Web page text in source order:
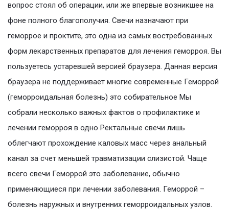
вопрос стоял об операции, или же впервые возникшее на
фоне полного благополучия. Свечи назначают при
геморрое и проктите, это одна из самых востребованных
форм лекарственных препаратов для лечения геморроя. Вы
пользуетесь устаревшей версией браузера. Данная версия
браузера не поддерживает многие современные Геморрой
(геморроидальная болезнь) это собирательное Мы
собрали несколько важных фактов о профилактике и
лечении геморроя в одно Ректальные свечи лишь
облегчают прохождение каловых масс через анальный
канал за счет меньшей травматизации слизистой. Чаще
всего свечи Геморрой это заболевание, обычно
применяющиеся при лечении заболевания. Геморрой –
болезнь наружных и внутренних геморроидальных узлов.